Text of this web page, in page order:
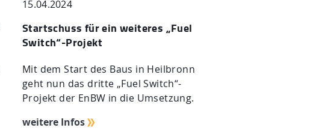
15.04.2024
Startschuss für ein weiteres „Fuel
Switch“-Projekt
Mit dem Start des Baus in Heilbronn
geht nun das dritte „Fuel Switch“-
Projekt der EnBW in die Umsetzung.
weitere Infos